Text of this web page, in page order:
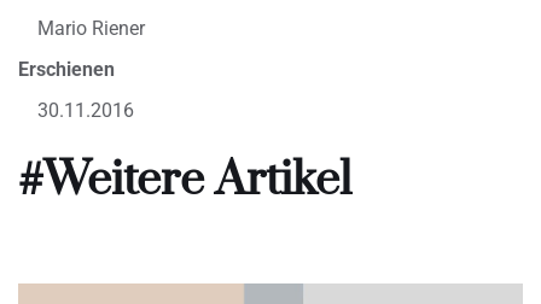
Mario Riener
Erschienen
30.11.2016
#Weitere Artikel